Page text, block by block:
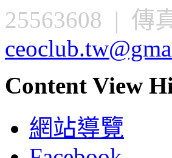
25563608 | 傳
Content View
網站導覽